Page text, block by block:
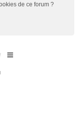
de ce forum ?